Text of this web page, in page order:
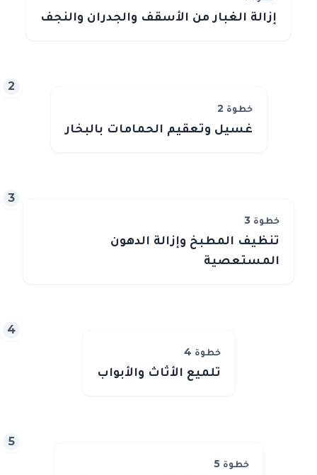
إزالة الغبار من الأسقف والجدران والنجف
خطوة 2
غسيل وتعقيم الحمامات بالبخار
2
خطوة 3
تنظيف المطبخ وإزالة الدهون
المستعصية
3
خطوة 4
تلميع الأثاث والأبواب
4
خطوة 5
5